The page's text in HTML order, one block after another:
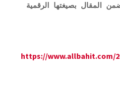
المقال بصيغتها الرقمية
https://www.allbahit.com/